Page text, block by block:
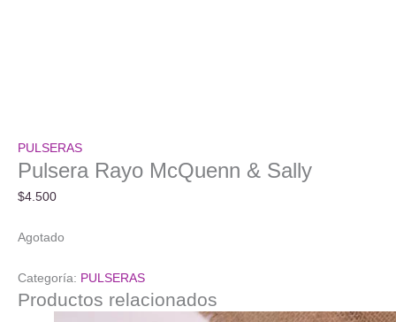
PULSERAS
Pulsera Rayo McQuenn & Sally
$4.500
Agotado
Categoría: PULSERAS
Productos relacionados